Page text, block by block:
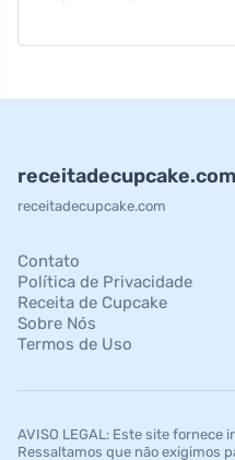
receitadecupcake.com
receitadecupcake.com
Contato
Política de Privacidade
Receita de Cupcake
Sobre Nós
Termos de Uso
AVISO LEGAL: Este site fornece
Ressaltamos que não exigimos